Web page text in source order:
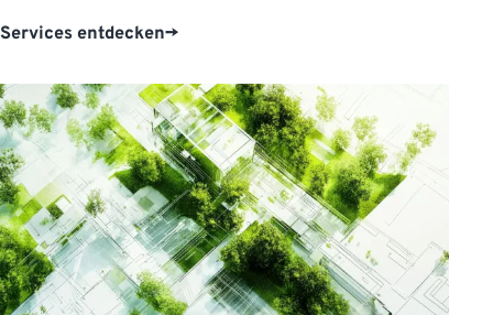
Services entdecken